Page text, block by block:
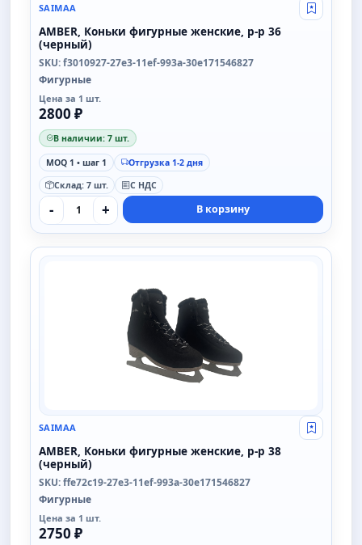
SAIMAA Свой
AMBER, Коньки фигурные женские, р-р 36
(черный)
SKU: f3010927-27e3-11ef-993a-30e171546827
Фигурные
Цена за 1 шт.
2800 ₽
В наличии: 7 шт.
MOQ 1 • шаг 1
Отгрузка 1-2 дня
Склад: 7 шт.
С НДС
- + В корзину
SAIMAA
SAIMAA Свой
AMBER, Коньки фигурные женские, р-р 38
(черный)
SKU: ffe72c19-27e3-11ef-993a-30e171546827
Фигурные
Цена за 1 шт.
2750 ₽